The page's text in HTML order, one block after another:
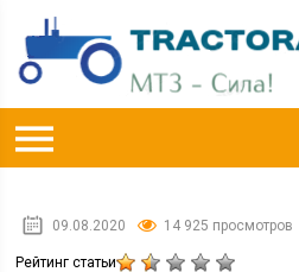
09.08.2020 14 925 просмотров
Рейтинг статьи